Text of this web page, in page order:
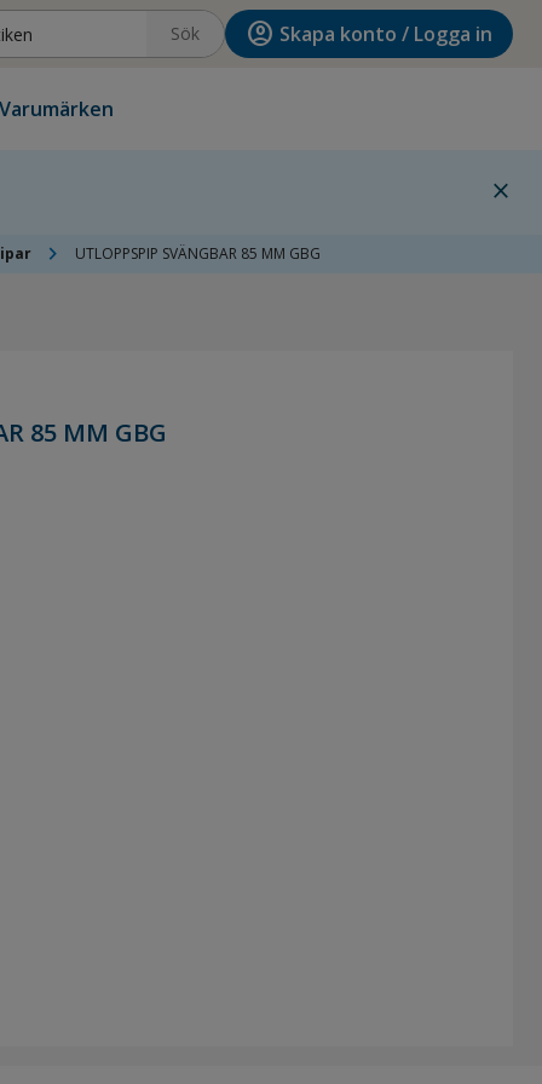
Sök account_circle Skapa konto / Logga in
Varumärken
close
chevron_right UTLOPPSPIP SVÄNGBAR 85 MM GBG
85 MM GBG